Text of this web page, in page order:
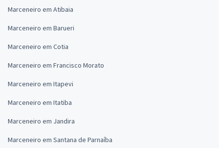
Marceneiro em Atibaia
Marceneiro em Barueri
Marceneiro em Cotia
Marceneiro em Francisco Morato
Marceneiro em Itapevi
Marceneiro em Itatiba
Marceneiro em Jandira
Marceneiro em Santana de Parnaíba